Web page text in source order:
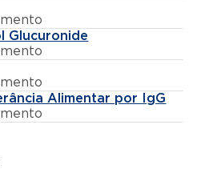
Glucuronide
Alimentar por IgG